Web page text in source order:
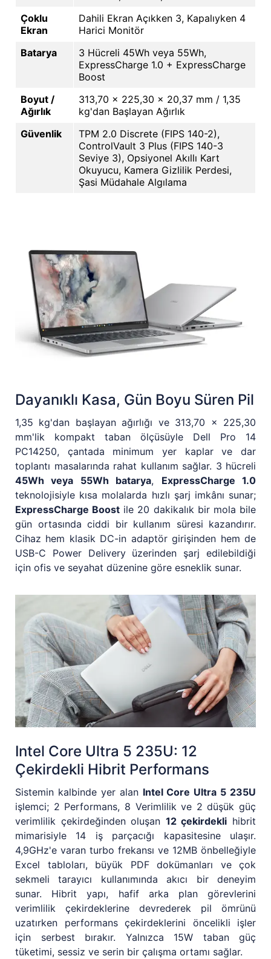
Çoklu
Ekran
Dahili Ekran Açıkken 3, Kapalıyken 4
Harici Monitör
Batarya
3 Hücreli 45Wh veya 55Wh,
ExpressCharge 1.0 + ExpressCharge
Boost
Boyut /
Ağırlık
313,70 x 225,30 x 20,37 mm / 1,35
kg'dan Başlayan Ağırlık
Güvenlik
TPM 2.0 Discrete (FIPS 140-2),
ControlVault 3 Plus (FIPS 140-3
Seviye 3), Opsiyonel Akıllı Kart
Okuyucu, Kamera Gizlilik Perdesi,
Şasi Müdahale Algılama
Dayanıklı Kasa, Gün Boyu Süren Pil
1,35 kg'dan başlayan ağırlığı ve 313,70 x 225,30
mm'lik kompakt taban ölçüsüyle Dell Pro 14
PC14250, çantada minimum yer kaplar ve dar
toplantı masalarında rahat kullanım sağlar. 3 hücreli
45Wh veya 55Wh batarya, ExpressCharge 1.0
teknolojisiyle kısa molalarda hızlı şarj imkânı sunar;
ExpressCharge Boost ile 20 dakikalık bir mola bile
gün ortasında ciddi bir kullanım süresi kazandırır.
Cihaz hem klasik DC-in adaptör girişinden hem de
USB-C Power Delivery üzerinden şarj edilebildiği
için ofis ve seyahat düzenine göre esneklik sunar.
Intel Core Ultra 5 235U: 12
Çekirdekli Hibrit Performans
Sistemin kalbinde yer alan Intel Core Ultra 5 235U
işlemci; 2 Performans, 8 Verimlilik ve 2 düşük güç
verimlilik çekirdeğinden oluşan 12 çekirdekli hibrit
mimarisiyle 14 iş parçacığı kapasitesine ulaşır.
4,9GHz'e varan turbo frekansı ve 12MB önbelleğiyle
Excel tabloları, büyük PDF dokümanları ve çok
sekmeli tarayıcı kullanımında akıcı bir deneyim
sunar. Hibrit yapı, hafif arka plan görevlerini
verimlilik çekirdeklerine devrederek pil ömrünü
uzatırken performans çekirdeklerini öncelikli işler
için serbest bırakır. Yalnızca 15W taban güç
tüketimi, sessiz ve serin bir çalışma ortamı sağlar.